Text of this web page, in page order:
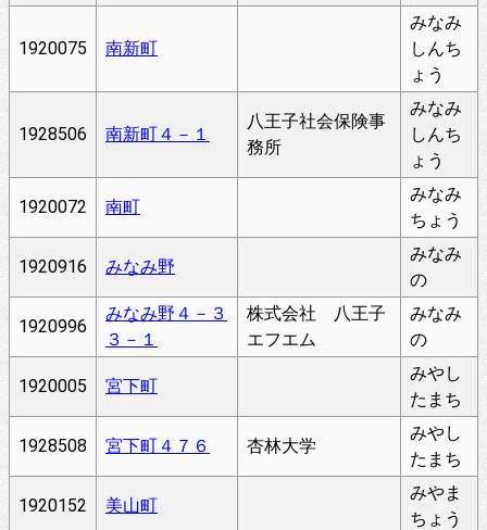
1920075 南新町
みなみ
しんち
ょう
1928506 南新町４－１
八王子社会保険事
務所
みなみ
しんち
ょう
1920072 南町
みなみ
ちょう
1920916 みなみ野
みなみ
の
1920996
みなみ野４－３
３－１
株式会社 八王子
エフエム
みなみ
の
1920005 宮下町
みやし
たまち
1928508 宮下町４７６ 杏林大学
みやし
たまち
1920152 美山町
みやま
ちょう